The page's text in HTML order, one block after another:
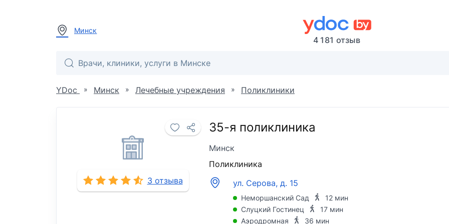
Минск
4 181 отзыв
YDoc » Минск » Лечебные учреждения » Поликлиники
3 отзыва
35-я поликлиника
Минск
Поликлиника
ул. Серова, д. 15
Неморшанский Сад
12 мин
Слуцкий Гостинец
17 мин
Аэродромная
36 мин